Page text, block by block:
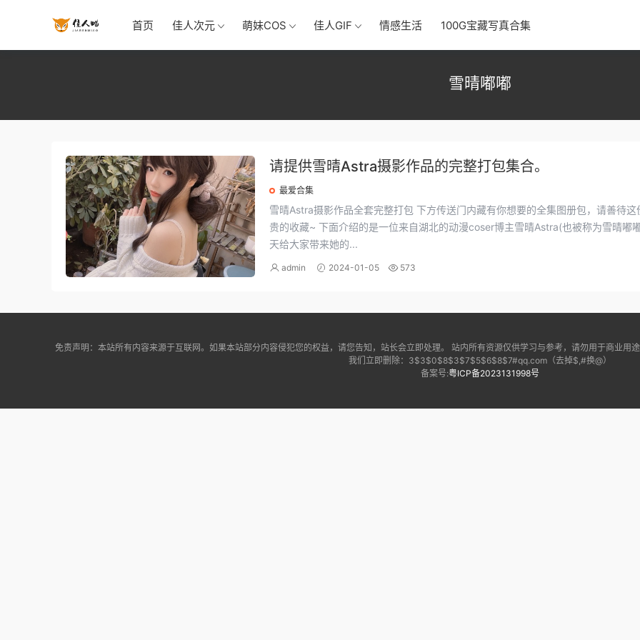
首页 佳人次元 萌妹COS 佳人GIF 情感生活 100G宝藏写真合集
雪晴嘟嘟
请提供雪晴Astra摄影作品的完整打包集合。
最爱合集
雪晴Astra摄影作品全套完整打包 下方传送门内藏有你想要的全集图册包，请善待这份珍
贵的收藏~ 下面介绍的是一位来自湖北的动漫coser博主雪晴Astra(也被称为雪晴嘟嘟)，今
天给大家带来她的...
admin 2024-01-05 573
免责声明：本站所有内容来源于互联网。如果本站部分内容侵犯您的权益，请您告知，站长会立即处理。 站内所有资源仅供学习与参考，请勿用于商业用
我们立即删除：3$3$0$8$3$7$5$6$8$7#qq.com（去掉$,#换@）
备案号:粤ICP备2023131998号